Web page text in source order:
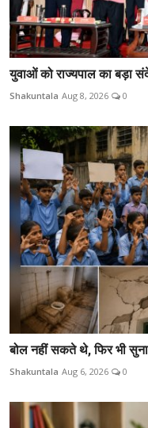
युवाओं को राज्यपाल का बड़ा
Shakuntala Aug 8, 2026 0
बोल नहीं सकते थे, फिर भी
Shakuntala Aug 6, 2026 0